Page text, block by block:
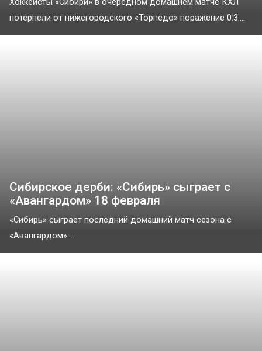
потерпели от нижегородского «Торпедо» поражение 0:3....
Сибирское дерби: «Сибирь» сыграет с
«Авангардом» 18 февраля
«Сибирь» сыграет последний домашний матч сезона с
«Авангардом»....